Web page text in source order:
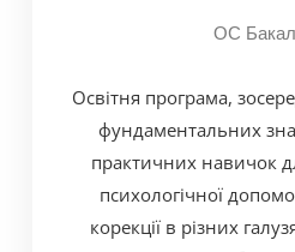
ОС
Освітня програма,
фундаментальних
практичних навичок
психологічної
корекції в різних